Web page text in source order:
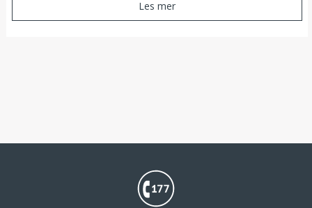
Les mer